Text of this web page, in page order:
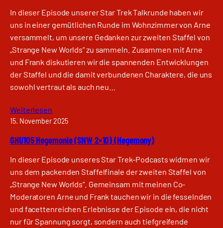
In dieser Episode unserer Star Trek Talkrunde haben wir
uns in einer gemütlichen Runde im Wohnzimmer von Arne
versammelt, um unsere Gedanken zur zweiten Staffel von
„Strange New Worlds“ zu sammeln. Zusammen mit Arne
und Frank diskutieren wir die spannenden Entwicklungen
der Staffel und die damit verbundenen Charaktere, die uns
sowohl vertraut als auch neu…
Weiterlesen
15. November 2025
GHU105 Hegemonie (SNW 2×10) (Hegemony)
In dieser Episode unseres Star Trek-Podcasts widmen wir
uns dem packenden Staffelfinale der zweiten Staffel von
„Strange New Worlds“. Gemeinsam mit meinen Co-
Moderatoren Arne und Frank tauchen wir in die fesselnden
und facettenreichen Erlebnisse der Episode ein, die nicht
nur für Spannung sorgt, sondern auch tiefgreifende